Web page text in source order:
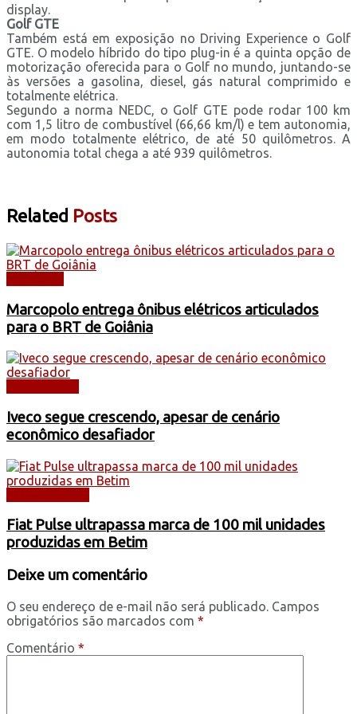
display.
Golf GTE
Também está em exposição no Driving Experience o Golf
GTE. O modelo híbrido do tipo plug-in é a quinta opção de
motorização oferecida para o Golf no mundo, juntando-se
às versões a gasolina, diesel, gás natural comprimido e
totalmente elétrica.
Segundo a norma NEDC, o Golf GTE pode rodar 100 km
com 1,5 litro de combustível (66,66 km/l) e tem autonomia,
em modo totalmente elétrico, de até 50 quilômetros. A
autonomia total chega a até 939 quilômetros.
Related Posts
Marcopolo entrega ônibus elétricos articulados
para o BRT de Goiânia
Iveco segue crescendo, apesar de cenário
econômico desafiador
Fiat Pulse ultrapassa marca de 100 mil unidades
produzidas em Betim
Deixe um comentário
O seu endereço de e-mail não será publicado. Campos
obrigatórios são marcados com *
Comentário *